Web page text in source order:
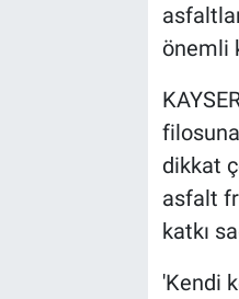
önemli
dikkat
asfalt
katkı
'Kendi